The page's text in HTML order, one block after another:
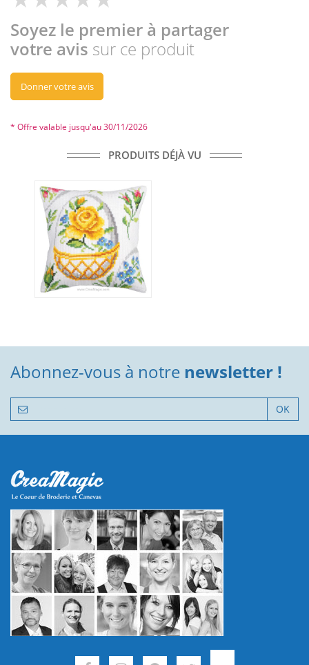
Soyez le premier à partager
votre avis sur ce produit
Donner votre avis
* Offre valable jusqu'au 30/11/2026
PRODUITS DÉJÀ VU
Abonnez-vous à notre newsletter !
OK